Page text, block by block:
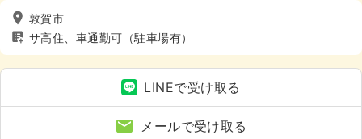
敦賀市
サ高住、車通勤可（駐車場有）
LINEで受け取る
メールで受け取る